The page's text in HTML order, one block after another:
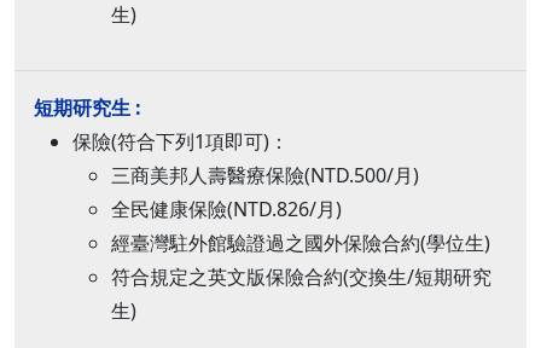
生)
保險(符合下列1項即可)：
三商美邦人壽醫療保險(NTD.500/月)
全民健康保險(NTD.826/月)
經臺灣駐外館驗證過之國外保險合約(學位生)
符合規定之英文版保險合約(交換生/短期研究
生)